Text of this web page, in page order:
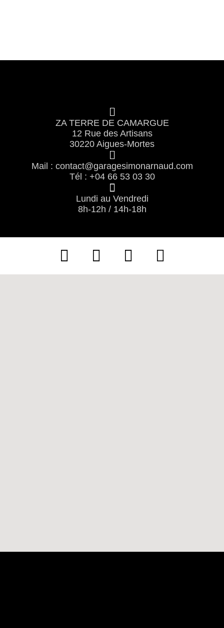
ZA TERRE DE CAMARGUE
12 Rue des Artisans
30220 Aigues-Mortes
Mail : contact@garagesimonarnaud.com
Tél : +04 66 53 03 30
Lundi au Vendredi
8h-12h / 14h-18h